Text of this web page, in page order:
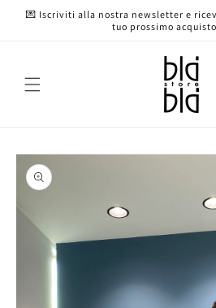
direttamente
💌 Iscriviti alla nostra newsletter e
tuo prossimo
Passa alle
informazioni
sul prodotto